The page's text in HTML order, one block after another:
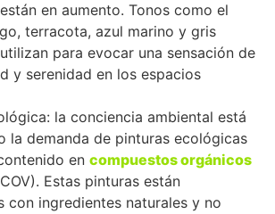
en aumento. Tonos como el
terracota, azul marino y gris
para evocar una sensación de
y serenidad en los espacios
la conciencia ambiental está
la demanda de pinturas ecológicas
en compuestos orgánicos
Estas pinturas están
con ingredientes naturales y no